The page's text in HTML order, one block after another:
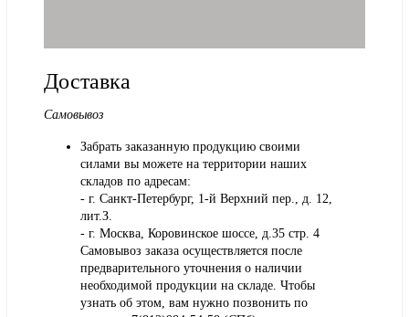
Доставка
Самовывоз
Забрать заказанную продукцию своими
силами вы можете на территории наших
складов по адресам:
- г. Санкт-Петербург, 1-й Верхний пер., д. 12,
лит.З.
- г. Москва, Коровинское шоссе, д.35 стр. 4
Самовывоз заказа осуществляется после
предварительного уточнения о наличии
необходимой продукции на складе. Чтобы
узнать об этом, вам нужно позвонить по